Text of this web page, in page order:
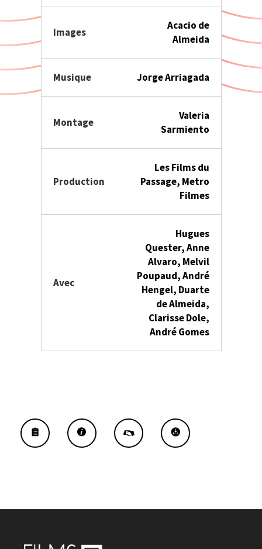
Images
Acacio de
Almeida
Musique Jorge Arriagada
Montage
Valeria
Sarmiento
Production
Les Films du
Passage, Metro
Filmes
Avec
Hugues
Quester, Anne
Alvaro, Melvil
Poupaud, André
Hengel, Duarte
de Almeida,
Clarisse Dole,
André Gomes